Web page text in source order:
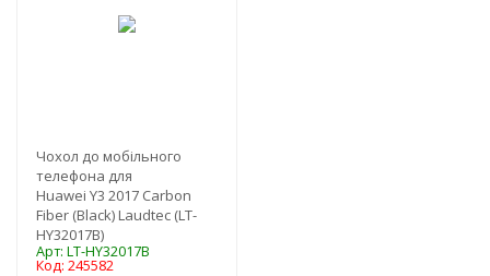
Чохол до мобільного
телефона для
Huawei Y3 2017 Carbon
Fiber (Black) Laudtec (LT-
HY32017B)
Арт: LT-HY32017B
Код: 245582